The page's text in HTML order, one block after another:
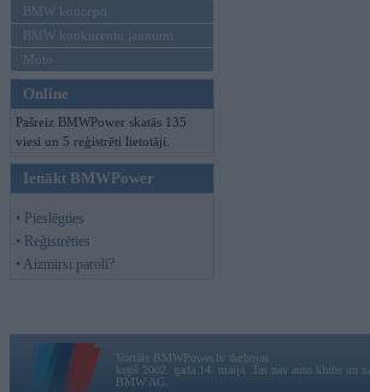
BMW koncepti
BMW konkurentu jaunumi
Moto
Online
Pašreiz BMWPower skatās 135
viesi un 5 reģistrēti lietotāji.
Ienākt BMWPower
• Pieslēgties
• Reģistrēties
• Aizmirsi paroli?
Vortāls BMWPower.lv darbojas
kopš 2002. gada 14. maija. Tas nav auto klubs un
BMW AG.